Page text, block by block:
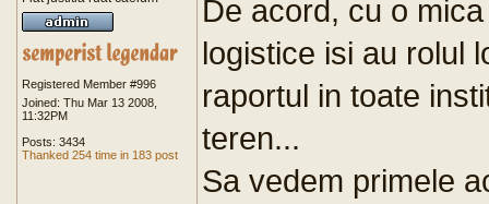
Registered Member #996
Joined: Thu Mar 13 2008,
11:32PM
Posts: 3434
Thanked 254 time in 183 post
De acord, cu o
logistice isi au rolul
raportul in toate
teren...
Sa vedem primele